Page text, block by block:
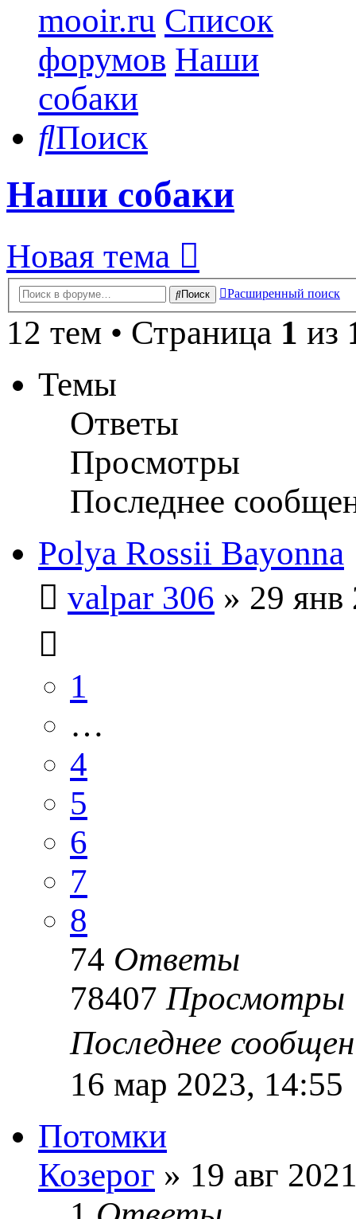
mooir.ru Список
форумов Наши
собаки
Поиск
Наши собаки
Новая тема
Поиск Расширенный поиск
12 тем • Страница 1 из
Темы
Ответы
Просмотры
Последнее
Polya Rossii Bayonna
valpar 306 » 29 янв
1
…
4
5
6
7
8
74 Ответы
78407 Просмотры
Последнее
16 мар 2023, 14:55
Потомки
Козерог » 19 авг